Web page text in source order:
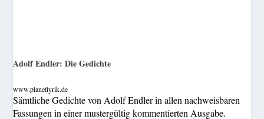
Adolf Endler: Die Gedichte
www.planetlyrik.de
Sämtliche Gedichte von Adolf Endler in allen nachweisbaren
Fassungen in einer mustergültig kommentierten Ausgabe.